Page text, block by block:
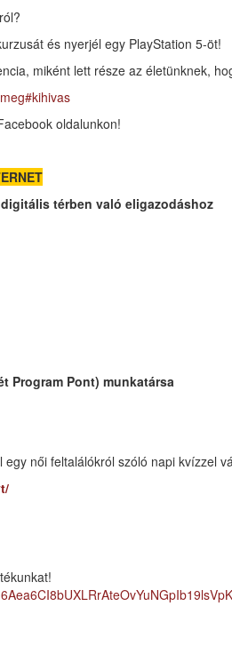
és nyerjél egy PlayStation 5-öt!
miként lett része az életünknek,
oldalunkon!
térben való eligazodáshoz
Program Pont) munkatársa
női feltalálókról szóló napi kvízzel